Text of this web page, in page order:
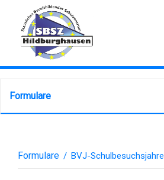
Formulare
Formulare / BVJ-Schulbesuchsjahre